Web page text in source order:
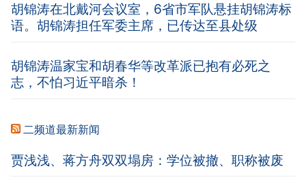
胡锦涛在北戴河会议室，6省市军队悬挂胡锦涛标
语。胡锦涛担任军委主席，已传达至县处级
胡锦涛温家宝和胡春华等改革派已抱有必死之
志，不怕习近平暗杀！
二频道最新新闻
贾浅浅、蒋方舟双双塌房：学位被撤、职称被废